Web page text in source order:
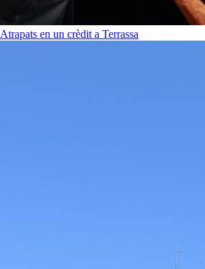
Atrapats en un crèdit a Terrassa